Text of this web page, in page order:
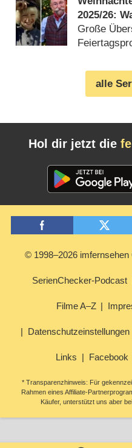
2025/​26:
ZDFneo?
Große
alle
Hol dir jetzt die
© 1998–2026
SerienChecker-Podcast
Filme A–Z
Datenschutzeinstellungen
Links Facebook
* Transparenzhinweis: Für
Rahmen eines Affiliate-
Käufer, unterstützt uns aber